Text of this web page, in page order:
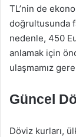
TL’nin de
doğrultusunda
nedenle, 450
anlamak için
ulaşmamız
Güncel
Döviz kurları,